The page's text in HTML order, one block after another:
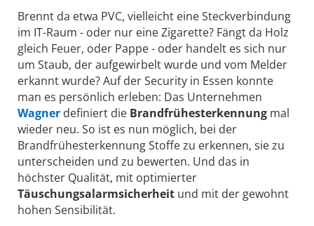
Brennt da etwa PVC, vielleicht eine Steckverbindung
im IT-Raum - oder nur eine Zigarette? Fängt da Holz
gleich Feuer, oder Pappe - oder handelt es sich nur
um Staub, der aufgewirbelt wurde und vom Melder
erkannt wurde? Auf der Security in Essen konnte
man es persönlich erleben: Das Unternehmen
Wagner definiert die Brandfrühesterkennung mal
wieder neu. So ist es nun möglich, bei der
Brandfrühesterkennung Stoffe zu erkennen, sie zu
unterscheiden und zu bewerten. Und das in
höchster Qualität, mit optimierter
Täuschungsalarmsicherheit und mit der gewohnt
hohen Sensibilität.